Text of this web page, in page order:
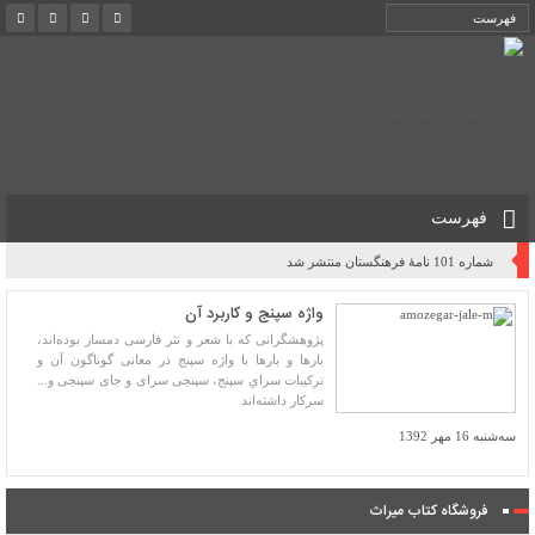
فهرست
شماره 101 نامۀ فرهنگستان منتشر شد
واژه سپنج و کاربرد آن
پژوهشگرانی که با شعر و نثر فارسی دمساز بوده‌اند،
بارها و بارها با واژه سپنج در معانی گوناگون آن و
ترکیبات سرایِ سپنج، سپنجی سرای و جای سپنجی و...
سرکار داشته‌اند
سه‌شنبه 16 مهر 1392
فروشگاه کتاب میراث